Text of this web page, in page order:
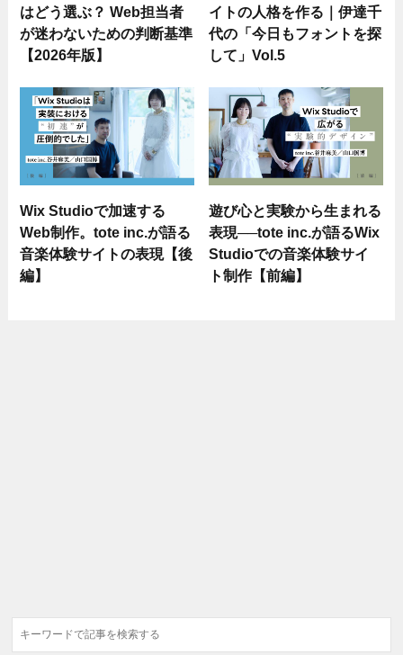
はどう選ぶ？ Web担当者
が迷わないための判断基準
【2026年版】
イトの人格を作る｜伊達千
代の「今日もフォントを探
して」Vol.5
Wix Studioで加速する
Web制作。tote inc.が語る
音楽体験サイトの表現【後
編】
遊び心と実験から生まれる
表現──tote inc.が語るWix
Studioでの音楽体験サイ
ト制作【前編】
検